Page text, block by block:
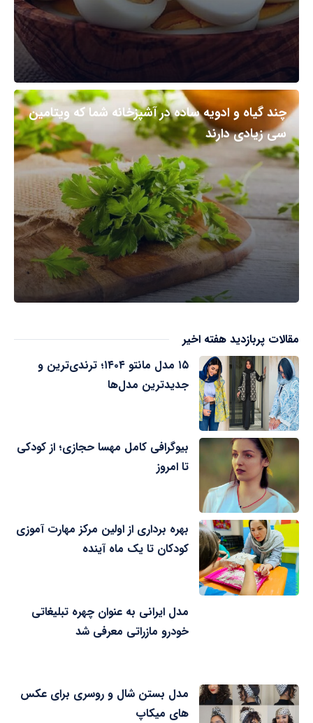
چند گیاه و ادویه ساده در آشپزخانه شما که ویتامین
سی زیادی دارند
مقالات پربازدید هفته اخیر
۱۵ مدل مانتو ۱۴۰۴؛ ترندی‌ترین و
جدیدترین مدل‌ها
بیوگرافی کامل مهسا حجازی؛ از کودکی
تا امروز
بهره برداری از اولین مرکز مهارت آموزی
کودکان تا یک ماه آینده
مدل ایرانی به عنوان چهره تبلیغاتی
خودرو مازراتی معرفی شد
مدل بستن شال و روسری برای عکس
های میکاپ